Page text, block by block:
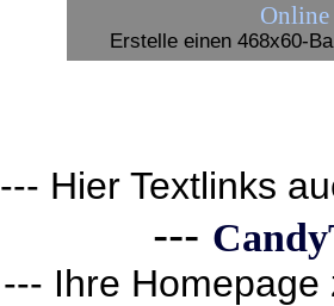
Online
Erstelle einen 468x60-
--- Hier Textlinks
---
--- Ihre